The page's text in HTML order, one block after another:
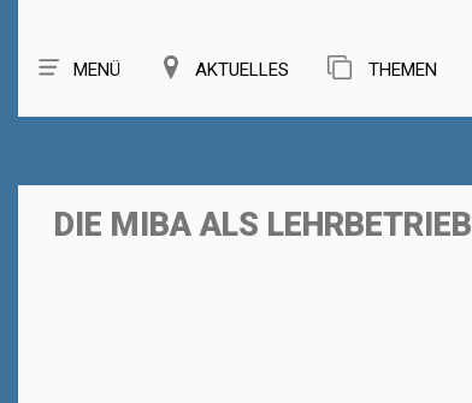
MENÜ AKTUELLES THEMEN
DIE MIBA ALS LEHRBETRIEB